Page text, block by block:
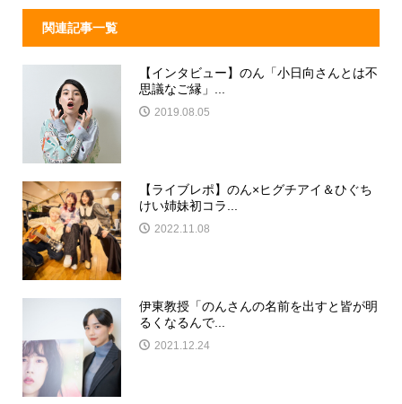
関連記事一覧
【インタビュー】のん「小日向さんとは不
思議なご縁」...
2019.08.05
【ライブレポ】のん×ヒグチアイ＆ひぐち
けい姉妹初コラ...
2022.11.08
伊東教授「のんさんの名前を出すと皆が明
るくなるんで...
2021.12.24